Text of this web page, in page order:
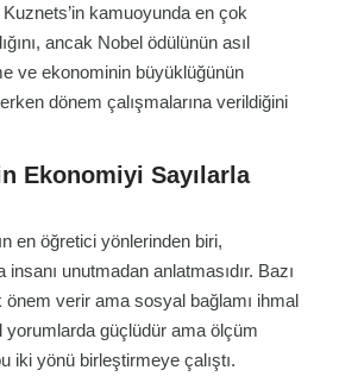
Kuznets’in kamuoyunda en çok
ancak Nobel ödülünün asıl
ve ekonominin büyüklüğünün
dönem çalışmalarına verildiğini
Ekonomiyi Sayılarla
en öğretici yönlerinden biri,
unutmadan anlatmasıdır. Bazı
verir ama sosyal bağlamı ihmal
yorumlarda güçlüdür ama ölçüm
iki yönü birleştirmeye çalıştı.